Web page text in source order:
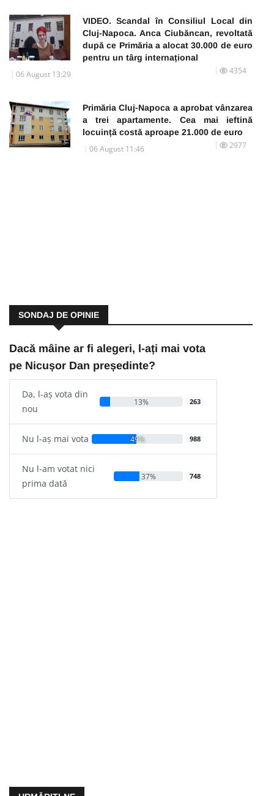
VIDEO. Scandal în Consiliul Local din
Cluj-Napoca. Anca Ciubăncan, revoltată
după ce Primăria a alocat 30.000 de euro
pentru un târg internațional
06 August 13:29 4354
Primăria Cluj-Napoca a aprobat vânzarea
a trei apartamente. Cea mai ieftină
locuință costă aproape 21.000 de euro
06 August 11:46 2977
SONDAJ DE OPINIE
Dacă mâine ar fi alegeri, l-ați mai vota
pe Nicușor Dan președinte?
Da, l-aș vota din
nou
13% 263
Nu l-aș mai vota 49% 988
Nu l-am votat nici
prima dată
37% 748